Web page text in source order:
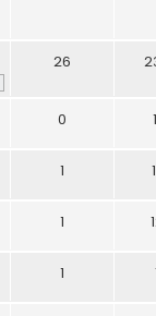
26
0
1
1
1